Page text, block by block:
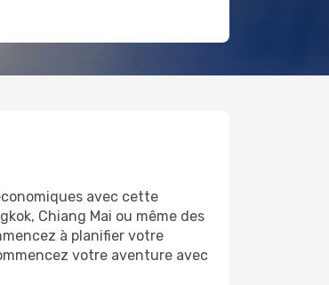
avec cette
Chiang Mai ou même des
à planifier votre
votre aventure avec